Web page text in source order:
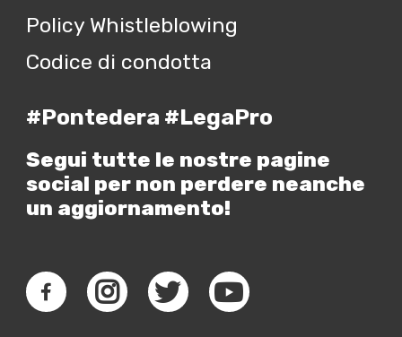
Policy Whistleblowing
Codice di condotta
#Pontedera #LegaPro
Segui tutte le nostre pagine
social per non perdere neanche
un aggiornamento!